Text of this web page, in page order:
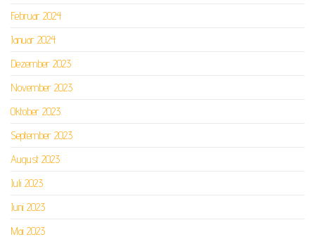
Februar 2024
Januar 2024
Dezember 2023
November 2023
Oktober 2023
September 2023
August 2023
Juli 2023
Juni 2023
Mai 2023